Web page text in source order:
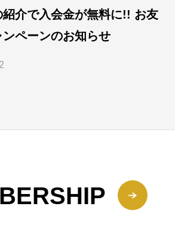
紹介で入会金が無料に!! お友
ペーンのお知らせ